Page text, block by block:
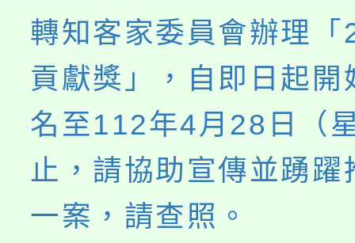
程，歡迎學生輔導中心
心理、諮商輔導、社會
系所師生報名參加。
轉知客家委員會辦理
貢獻獎」，自即日起開
名至112年4月28日（
止，請協助宣傳並踴躍
一案，請查照。